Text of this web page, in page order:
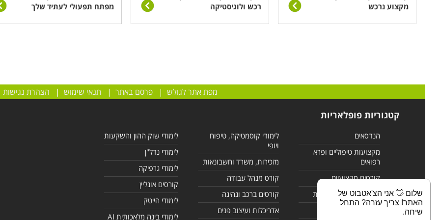
מקצוע נרכש
רכש ולוגיסטיקה
מפתח תפעולי לעתיד שלך
מפת אתר לגולש |פרסם באתר | תנאי שימוש | הצהרת נגישות
קטגוריות פופלאריות
הנדסאים
מקצועות טיפוליים ופרא
רפואים
קורסים מקצועיים
לימודי מחשבים ורשתות
לימודי קוסמטיקה, טיפוח
ויופי
מזכירות, משרד וחשבונאות
קורס מנהל עבודה
קורסים ברכב ונהיגה
אדריכלות ועיצוב פנים
לימודי שוק ההון והשקעות
לימודי נדל"ן
לימודי גרפיקה
קורסים אונליין
לימודי הייטק
לימודי בינה מלאכותית AI
שלום 👋 אני הצ'אטבוט של
האתר! צריך עזרה? התחל
שיחה.